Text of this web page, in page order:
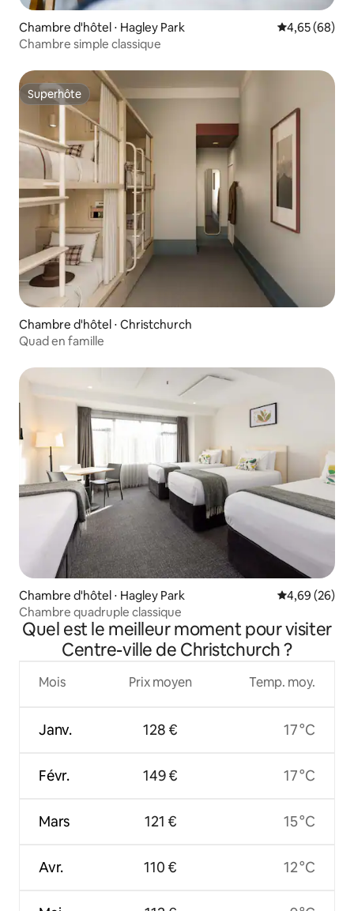
Chambre d'hôtel ⋅ Hagley Park Évaluation
4,65 (68)
Chambre simple classique
Superhôte
Superhôte
Chambre d'hôtel ⋅ Christchurch
Quad en famille
Chambre d'hôtel ⋅ Hagley Park Évaluation
4,69 (26)
Chambre quadruple classique
Quel est le meilleur moment pour visiter
Centre-ville de Christchurch ?
Mois
Janv.
Févr.
Mars
Avr.
Prix moyen
128 €
149 €
121 €
110 €
Temp. moy.
17 °C
17 °C
15 °C
12 °C